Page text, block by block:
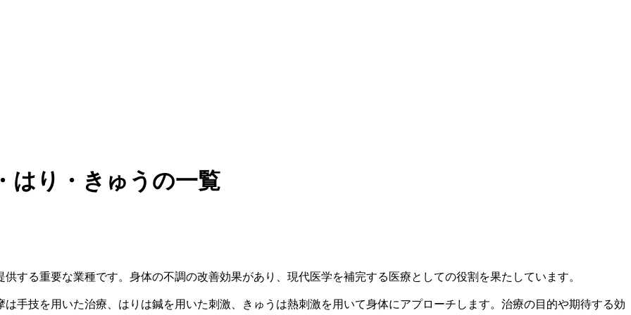
はり・きゅうの一覧
する重要な業種です。身体の不調の改善効果があり、現代医学を補完する医療としての役割を果たしています。
手技を用いた治療、はりは鍼を用いた刺激、きゅうは熱刺激を用いて身体にアプローチします。治療の目的や期待する効